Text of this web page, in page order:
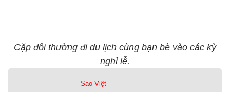
Cặp đôi thường đi du lịch cùng bạn bè vào các kỳ
nghỉ lễ.
Sao Việt